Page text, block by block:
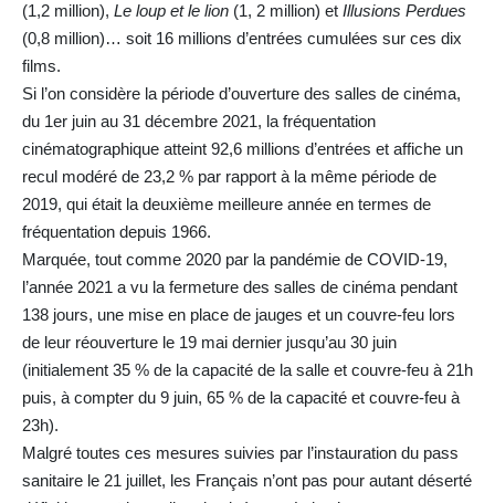
(1,2 million), Le loup et le lion (1, 2 million) et Illusions Perdues
(0,8 million)… soit 16 millions d’entrées cumulées sur ces dix
films.
Si l’on considère la période d’ouverture des salles de cinéma,
du 1er juin au 31 décembre 2021, la fréquentation
cinématographique atteint 92,6 millions d’entrées et affiche un
recul modéré de 23,2 % par rapport à la même période de
2019, qui était la deuxième meilleure année en termes de
fréquentation depuis 1966.
Marquée, tout comme 2020 par la pandémie de COVID-19,
l’année 2021 a vu la fermeture des salles de cinéma pendant
138 jours, une mise en place de jauges et un couvre-feu lors
de leur réouverture le 19 mai dernier jusqu’au 30 juin
(initialement 35 % de la capacité de la salle et couvre-feu à 21h
puis, à compter du 9 juin, 65 % de la capacité et couvre-feu à
23h).
Malgré toutes ces mesures suivies par l’instauration du pass
sanitaire le 21 juillet, les Français n’ont pas pour autant déserté